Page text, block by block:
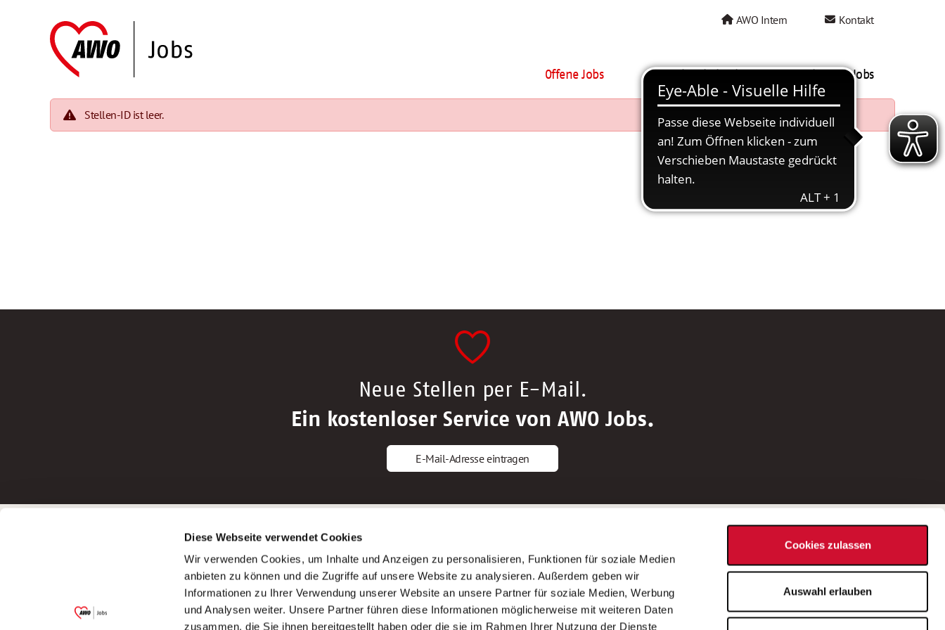
Diese Webseite verwendet Cookies
Wir verwenden Cookies, um Inhalte und Anzeigen zu personalisieren, Funktionen für soziale Medien
anbieten zu können und die Zugriffe auf unsere Website zu analysieren. Außerdem geben wir
Informationen zu Ihrer Verwendung unserer Website an unsere Partner für soziale Medien, Werbung
und Analysen weiter. Unsere Partner führen diese Informationen möglicherweise mit weiteren Daten
zusammen, die Sie ihnen bereitgestellt haben oder die sie im Rahmen Ihrer Nutzung der Dienste
Cookies zulassen
Auswahl erlauben
AWO Intern Kontakt
Offene Jobs AWO als Arbeitgeber Mein AWO Jobs
Stellen-ID ist leer.
Neue Stellen per E-Mail.
Ein kostenloser Service von AWO Jobs.
E-Mail-Adresse eintragen
Garitz Bewirtschaftungsbetriebe GmbH
(Ein Tochterunternehmen des AWO
Bezirksverbandes Unterfranken e.V.)
Bewerbungstipps
Bewerbung als Altenpfleger*in
Bewerbung als Krankenpfleger*in
Bewerbung als Altenpflegehelfer*in
Bewerbung als Erzieher*in
AWO Gliederungen nach Bundesland
Stellenangebote nach Bundesländern
Sitemap
Impressum
Datenschutz
Bei Fragen zu einer Stellenausschreibung
wenden Sie sich bitte an die*den in der
Stellenausschreibung genannte*n